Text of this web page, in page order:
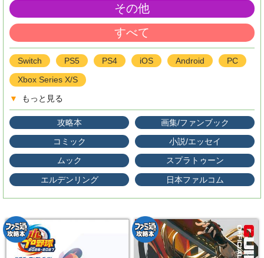
その他
すべて
Switch PS5 PS4 iOS Android PC
Xbox Series X/S
▼
もっと見る
攻略本 画集/ファンブック
コミック 小説/エッセイ
ムック スプラトゥーン
エルデンリング 日本ファルコム